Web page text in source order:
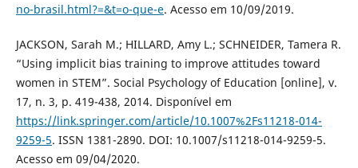
no-brasil.html?=&t=o-que-e. Acesso em 10/09/2019.
JACKSON, Sarah M.; HILLARD, Amy L.; SCHNEIDER, Tamera R.
“Using implicit bias training to improve attitudes toward
women in STEM”. Social Psychology of Education [online], v.
17, n. 3, p. 419-438, 2014. Disponível em
https://link.springer.com/article/10.1007%2Fs11218-014-
9259-5. ISSN 1381-2890. DOI: 10.1007/s11218-014-9259-5.
Acesso em 09/04/2020.